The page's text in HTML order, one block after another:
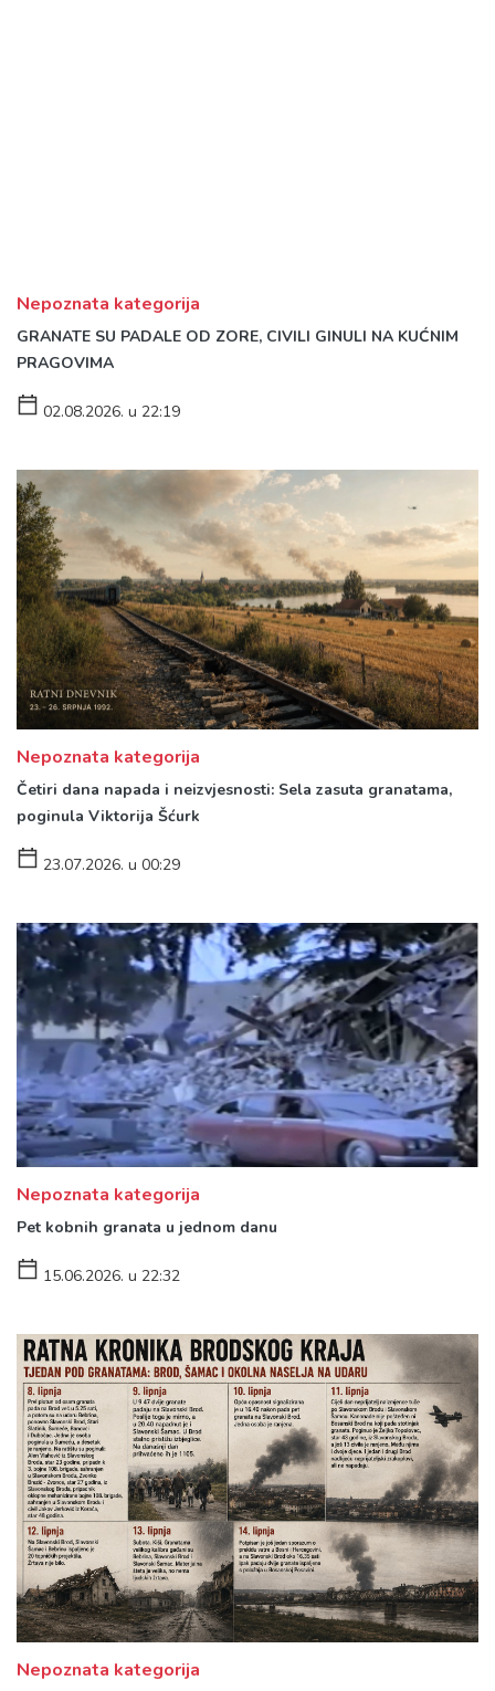
Nepoznata kategorija
GRANATE SU PADALE OD ZORE, CIVILI GINULI NA KUĆNIM
PRAGOVIMA
02.08.2026. u 22:19
Nepoznata kategorija
Četiri dana napada i neizvjesnosti: Sela zasuta granatama,
poginula Viktorija Šćurk
23.07.2026. u 00:29
Nepoznata kategorija
Pet kobnih granata u jednom danu
15.06.2026. u 22:32
Nepoznata kategorija